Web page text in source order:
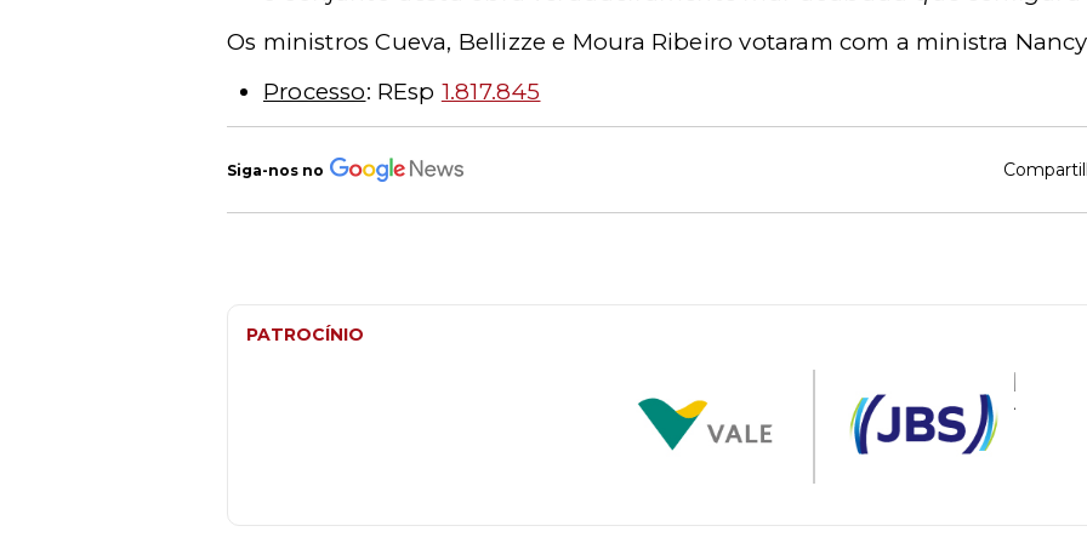
Os ministros Cueva, Bellizze e Moura Ribeiro votaram com a ministra
Processo: REsp 1.817.845
Siga-nos no
PATROCÍNIO